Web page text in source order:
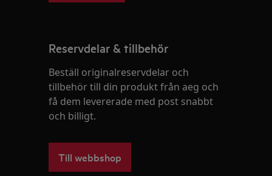
Reservdelar & tillbehör
Beställ originalreservdelar och
tillbehör till din produkt från aeg och
få dem levererade med post snabbt
och billigt.
Till webbshop